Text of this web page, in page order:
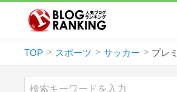
TOP スポーツ サッカー プレ